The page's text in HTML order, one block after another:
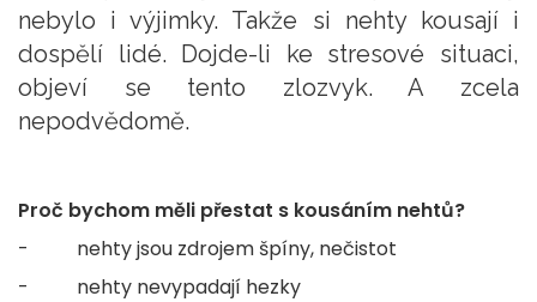
nebylo i výjimky. Takže si nehty kousají i
dospělí lidé. Dojde-li ke stresové situaci,
objeví se tento zlozvyk. A zcela
nepodvědomě.
Proč bychom měli přestat s kousáním nehtů?
- nehty jsou zdrojem špíny, nečistot
- nehty nevypadají hezky